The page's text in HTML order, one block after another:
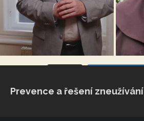
Prevence a řešení zneužívání